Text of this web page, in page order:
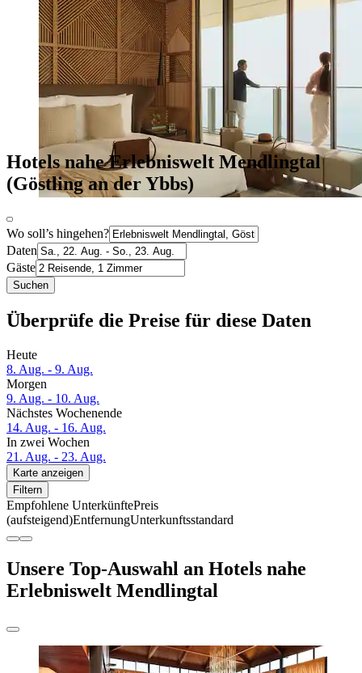
Hotels nahe Erlebniswelt Mendlingtal
(Göstling an der Ybbs)
Wo soll’s hingehen?
Daten
Gäste
Suchen
Überprüfe die Preise für diese Daten
Heute
8. Aug. - 9. Aug.
Morgen
9. Aug. - 10. Aug.
Nächstes Wochenende
14. Aug. - 16. Aug.
In zwei Wochen
21. Aug. - 23. Aug.
Karte anzeigen
Filtern
Empfohlene UnterkünftePreis
(aufsteigend)EntfernungUnterkunftsstandard
Unsere Top-Auswahl an Hotels nahe
Erlebniswelt Mendlingtal